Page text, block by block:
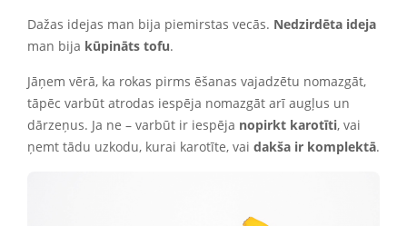
Dažas idejas man bija piemirstas vecās. Nedzirdēta ideja
man bija kūpināts tofu.
Jāņem vērā, ka rokas pirms ēšanas vajadzētu nomazgāt,
tāpēc varbūt atrodas iespēja nomazgāt arī augļus un
dārzeņus. Ja ne – varbūt ir iespēja nopirkt karotīti, vai
ņemt tādu uzkodu, kurai karotīte, vai dakša ir komplektā.